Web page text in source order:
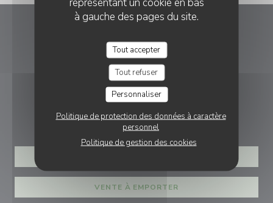
à gauche des pages du site.
Tout accepter
Tout refuser
Personnaliser
Politique de protection des données à caractère
personnel
Politique de gestion des cookies
1 rue du Moulin 95650 Montgeroult
01 85 15 26 94
RÉSERVATION
VENTE À EMPORTER